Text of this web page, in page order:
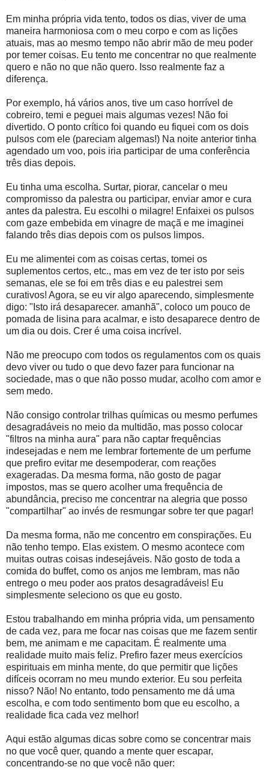
Em minha própria vida tento, todos os dias, viver de uma
maneira harmoniosa com o meu corpo e com as lições
atuais, mas ao mesmo tempo não abrir mão de meu poder
por temer coisas. Eu tento me concentrar no que realmente
quero e não no que não quero. Isso realmente faz a
diferença.
Por exemplo, há vários anos, tive um caso horrível de
cobreiro, temi e peguei mais algumas vezes! Não foi
divertido. O ponto crítico foi quando eu fiquei com os dois
pulsos com ele (pareciam algemas!) Na noite anterior tinha
agendado um voo, pois iria participar de uma conferência
três dias depois.
Eu tinha uma escolha. Surtar, piorar, cancelar o meu
compromisso da palestra ou participar, enviar amor e cura
antes da palestra. Eu escolhi o milagre! Enfaixei os pulsos
com gaze embebida em vinagre de maçã e me imaginei
falando três dias depois com os pulsos limpos.
Eu me alimentei com as coisas certas, tomei os
suplementos certos, etc., mas em vez de ter isto por seis
semanas, ele se foi em três dias e eu palestrei sem
curativos! Agora, se eu vir algo aparecendo, simplesmente
digo: "Isto irá desaparecer. amanhã", coloco um pouco de
pomada de lisina para acalmar, e isto desaparece dentro de
um dia ou dois. Crer é uma coisa incrível.
Não me preocupo com todos os regulamentos com os quais
devo viver ou tudo o que devo fazer para funcionar na
sociedade, mas o que não posso mudar, acolho com amor e
sem medo.
Não consigo controlar trilhas químicas ou mesmo perfumes
desagradáveis no meio da multidão, mas posso colocar
"filtros na minha aura" para não captar frequências
indesejadas e nem me lembrar fortemente de um perfume
que prefiro evitar me desempoderar, com reações
exageradas. Da mesma forma, não gosto de pagar
impostos, mas se quero acolher uma frequência de
abundância, preciso me concentrar na alegria que posso
"compartilhar" ao invés de resmungar sobre ter que pagar!
Da mesma forma, não me concentro em conspirações. Eu
não tenho tempo. Elas existem. O mesmo acontece com
muitas outras coisas indesejáveis. Não gosto de toda a
comida do buffet, como os anjos me lembram, mas não
entrego o meu poder aos pratos desagradáveis! Eu
simplesmente seleciono os que eu gosto.
Estou trabalhando em minha própria vida, um pensamento
de cada vez, para me focar nas coisas que me fazem sentir
bem, me animam e me capacitam. É realmente uma
realidade muito mais feliz. Prefiro fazer meus exercícios
espirituais em minha mente, do que permitir que lições
difíceis ocorram no meu mundo exterior. Eu sou perfeita
nisso? Não! No entanto, todo pensamento me dá uma
escolha, e com todo sentimento bom que eu escolho, a
realidade fica cada vez melhor!
Aqui estão algumas dicas sobre como se concentrar mais
no que você quer, quando a mente quer escapar,
concentrando-se no que você não quer: